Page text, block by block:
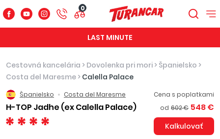
0
LAST MINUTE
Cestovná kancelária > Dovolenka pri mori > Španielsko >
Costa del Maresme > Calella Palace
Španielsko Costa del Maresme
H-TOP Jadhe (ex Calella Palace)
Cena s poplatkami
od 602 € 548 €
Kalkulovať